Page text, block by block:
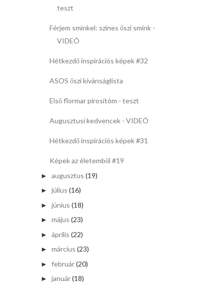
teszt
Férjem sminkel: színes őszi smink -
VIDEÓ
Hétkezdő inspirációs képek #32
ASOS őszi kívánságlista
Első flormar pirosítóm - teszt
Augusztusi kedvencek - VIDEÓ
Hétkezdő inspirációs képek #31
Képek az életemből #19
► augusztus (19)
► július (16)
► június (18)
► május (23)
► április (22)
► március (23)
► február(20)
► január(18)